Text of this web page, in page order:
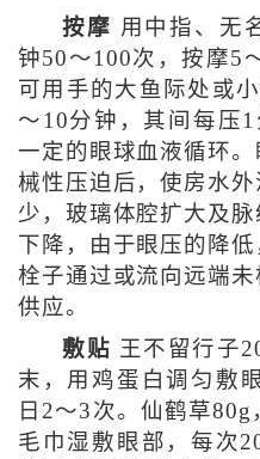
按摩 用中指、无
钟50～100次，按摩5
可用手的大鱼际处或
～10分钟，其间每压
一定的眼球血液循环
械性压迫后，使房水
少，玻璃体腔扩大及
下降，由于眼压的降
栓子通过或流向远端
供应。
敷贴 王不留行子
末，用鸡蛋白调匀敷
日2～3次。仙鹤草
毛巾湿敷眼部，每次